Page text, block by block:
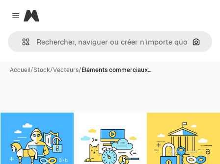
Close menu
Magnific
Accueil/Stock/Vecteurs/Éléments commerciaux…